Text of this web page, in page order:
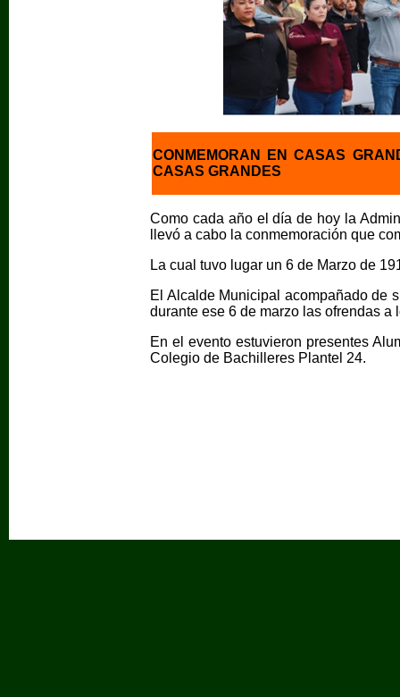
CONMEMORAN EN CASAS
CASAS GRANDES
Como cada año el día de hoy la
llevó a cabo la conmemoración que
La cual tuvo lugar un 6 de Marzo de
El Alcalde Municipal acompañado de
durante ese 6 de marzo las ofrendas a
En el evento estuvieron presentes
Colegio de Bachilleres Plantel 24.